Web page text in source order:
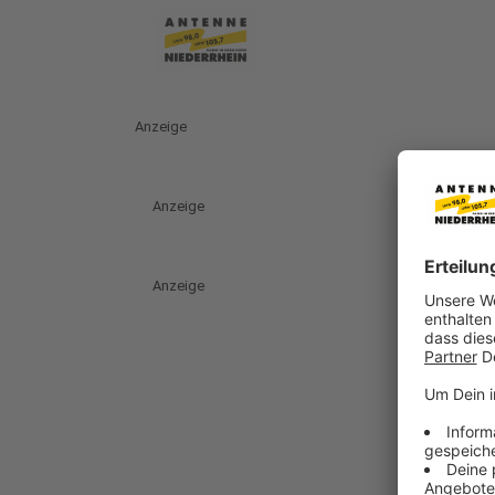
Anzeige
Anzeige
Anzeige